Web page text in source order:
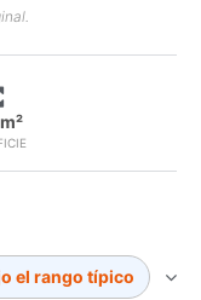
el rango típico